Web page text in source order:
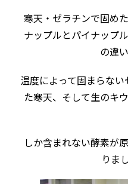
寒天・ゼラチンで固め
ナップルとパイナップ
の違
温度によって固まらな
た寒天、そして生のキ
しか含まれない酵素が
りま